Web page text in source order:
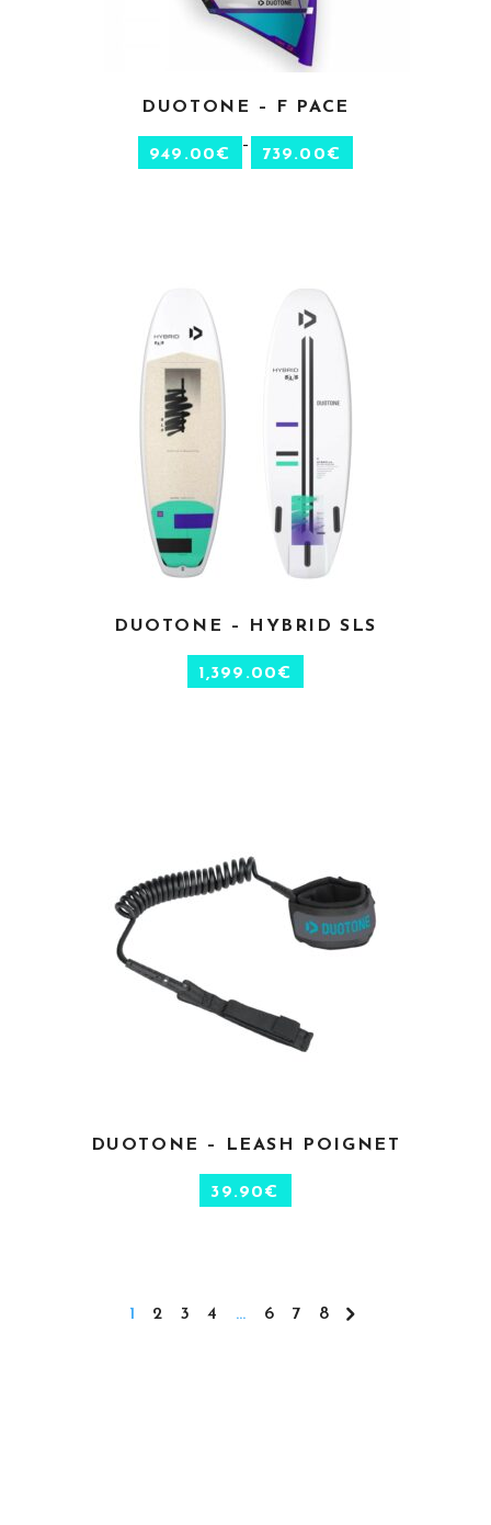
CHOIX DES OPTIONS
DUOTONE – F PACE
739.00€
–
949.00€
CHOIX DES OPTIONS
DUOTONE – HYBRID SLS
1,399.00€
CHOIX DES OPTIONS
DUOTONE – LEASH POIGNET
39.90€
1 2 3 4 … 6 7 8